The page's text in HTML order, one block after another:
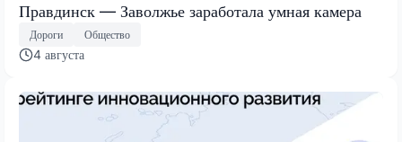
Правдинск — Заволжье заработала умная камера
Дороги Общество
4 августа